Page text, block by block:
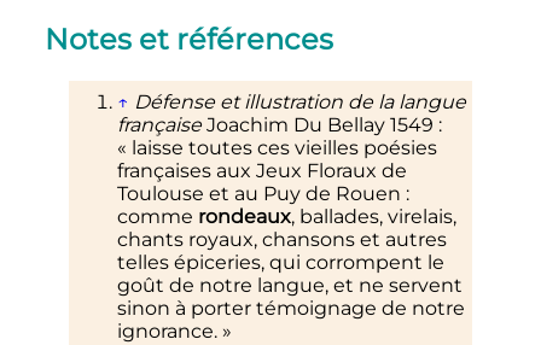
Notes et références
↑ Défense et illustration de la langue
françaiseJoachim Du Bellay 1549 :
« laisse toutes ces vieilles poésies
françaises aux Jeux Floraux de
Toulouse et au Puy de Rouen :
comme rondeaux, ballades, virelais,
chants royaux, chansons et autres
telles épiceries, qui corrompent le
goût de notre langue, et ne servent
sinon à porter témoignage de notre
ignorance. »